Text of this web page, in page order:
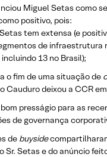
Miguel Setas como
positivo, pois:
tem extensa (e
de infraestrutura
incluindo 13 no Brasil);
o fim de uma situação de
Cauduro deixou a CCR
bom presságio para as
de governança
de buyside
Sr. Setas e do anúncio